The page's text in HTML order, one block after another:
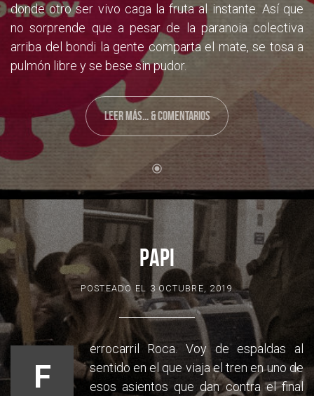
donde otro ser vivo caga la fruta al instante. Así que
no sorprende que a pesar de la paranoia colectiva
arriba del bondi la gente comparta el mate, se tosa a
pulmón libre y se bese sin pudor.
LEER MÁS... & COMENTARIOS
PAPI
POSTEADO EL 3 OCTUBRE, 2019
F
errocarril Roca. Voy de espaldas al
sentido en el que viaja el tren en uno de
esos asientos que dan contra el final